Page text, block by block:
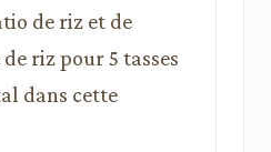
de riz et de
riz pour 5 tasses
dans cette